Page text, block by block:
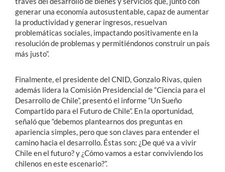
generar una economía autosustentable, capaz de aumentar
la productividad y generar ingresos, resuelvan
problemáticas sociales, impactando positivamente en la
resolución de problemas y permitiéndonos construir un país
más justo”.
Finalmente, el presidente del CNID, Gonzalo Rivas, quien
además lidera la Comisión Presidencial de “Ciencia para el
Desarrollo de Chile”, presentó el informe “Un Sueño
Compartido para el Futuro de Chile”. En la oportunidad,
señaló que “debemos plantearnos dos preguntas en
apariencia simples, pero que son claves para entender el
camino hacia el desarrollo. Éstas son: ¿De qué va a vivir
Chile en el futuro? y ¿Cómo vamos a estar conviviendo los
chilenos en este escenario?”.